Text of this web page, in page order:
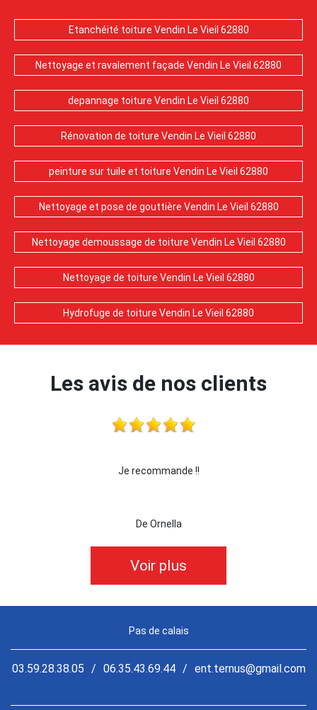
Etanchéité toiture Vendin Le Vieil 62880
Nettoyage et ravalement façade Vendin Le Vieil 62880
depannage toiture Vendin Le Vieil 62880
Rénovation de toiture Vendin Le Vieil 62880
peinture sur tuile et toiture Vendin Le Vieil 62880
Nettoyage et pose de gouttière Vendin Le Vieil 62880
Nettoyage demoussage de toiture Vendin Le Vieil 62880
Nettoyage de toiture Vendin Le Vieil 62880
Hydrofuge de toiture Vendin Le Vieil 62880
Les avis de nos clients
je recommande cette entreprise les yeux fermés !!!
De killian62
Voir plus
Pas de calais
03.59.28.38.05 / 06.35.43.69.44 / ent.ternus@gmail.com